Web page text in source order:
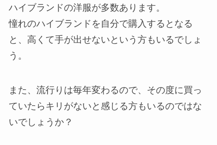
ハイブランドの洋服が多数あります。
憧れのハイブランドを自分で購入するとなる
と、高くて手が出せないという方もいるでしょ
う。
また、流行りは毎年変わるので、その度に買っ
ていたらキリがないと感じる方もいるのではな
いでしょうか？